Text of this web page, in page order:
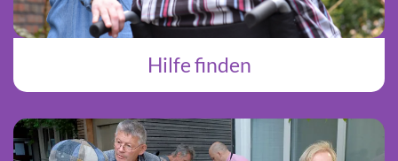
Hilfe finden